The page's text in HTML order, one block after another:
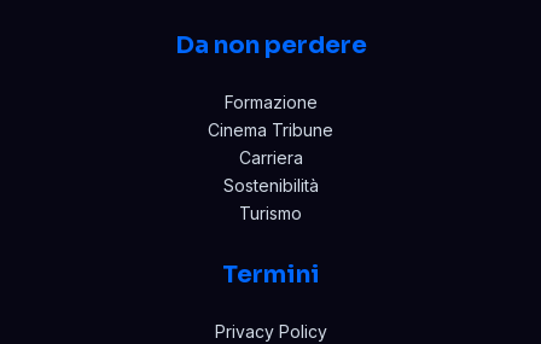
Da non perdere
Formazione
Cinema Tribune
Carriera
Sostenibilità
Turismo
Termini
Privacy Policy